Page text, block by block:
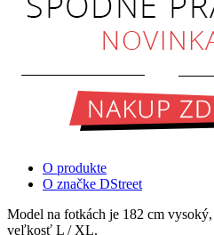
O produkte
O značke DStreet
Model na fotkách je 182 cm
veľkosť L / XL.